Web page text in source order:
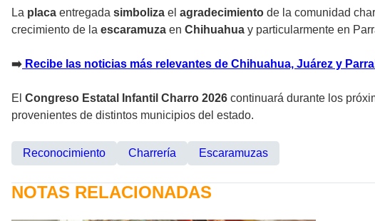
La placa entregada simboliza el agradecimiento de la comunidad
crecimiento de la escaramuza en Chihuahua y particularmente en
➡️ Recibe las noticias más relevantes de Chihuahua, Juárez y
El Congreso Estatal Infantil Charro 2026 continuará durante los
provenientes de distintos municipios del estado.
Reconocimiento Charrería Escaramuzas
NOTAS RELACIONADAS